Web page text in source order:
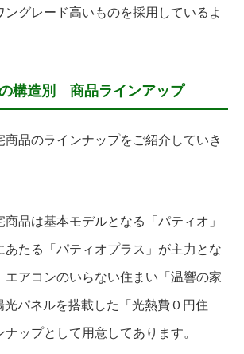
ングレード高いものを採用しているよ
構造別 商品ラインアップ
商品のラインナップをご紹介していき
品は基本モデルとなる「パティオ」
あたる「パティオプラス」が主力とな
エアコンのいらない住まい「温響の家
パネルを搭載した「光熱費０円住
ップとして用意してあります。